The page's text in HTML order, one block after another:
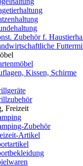
Zubehör f.
Kissen, Schirme
Freizeit
Zubehör
Artikel